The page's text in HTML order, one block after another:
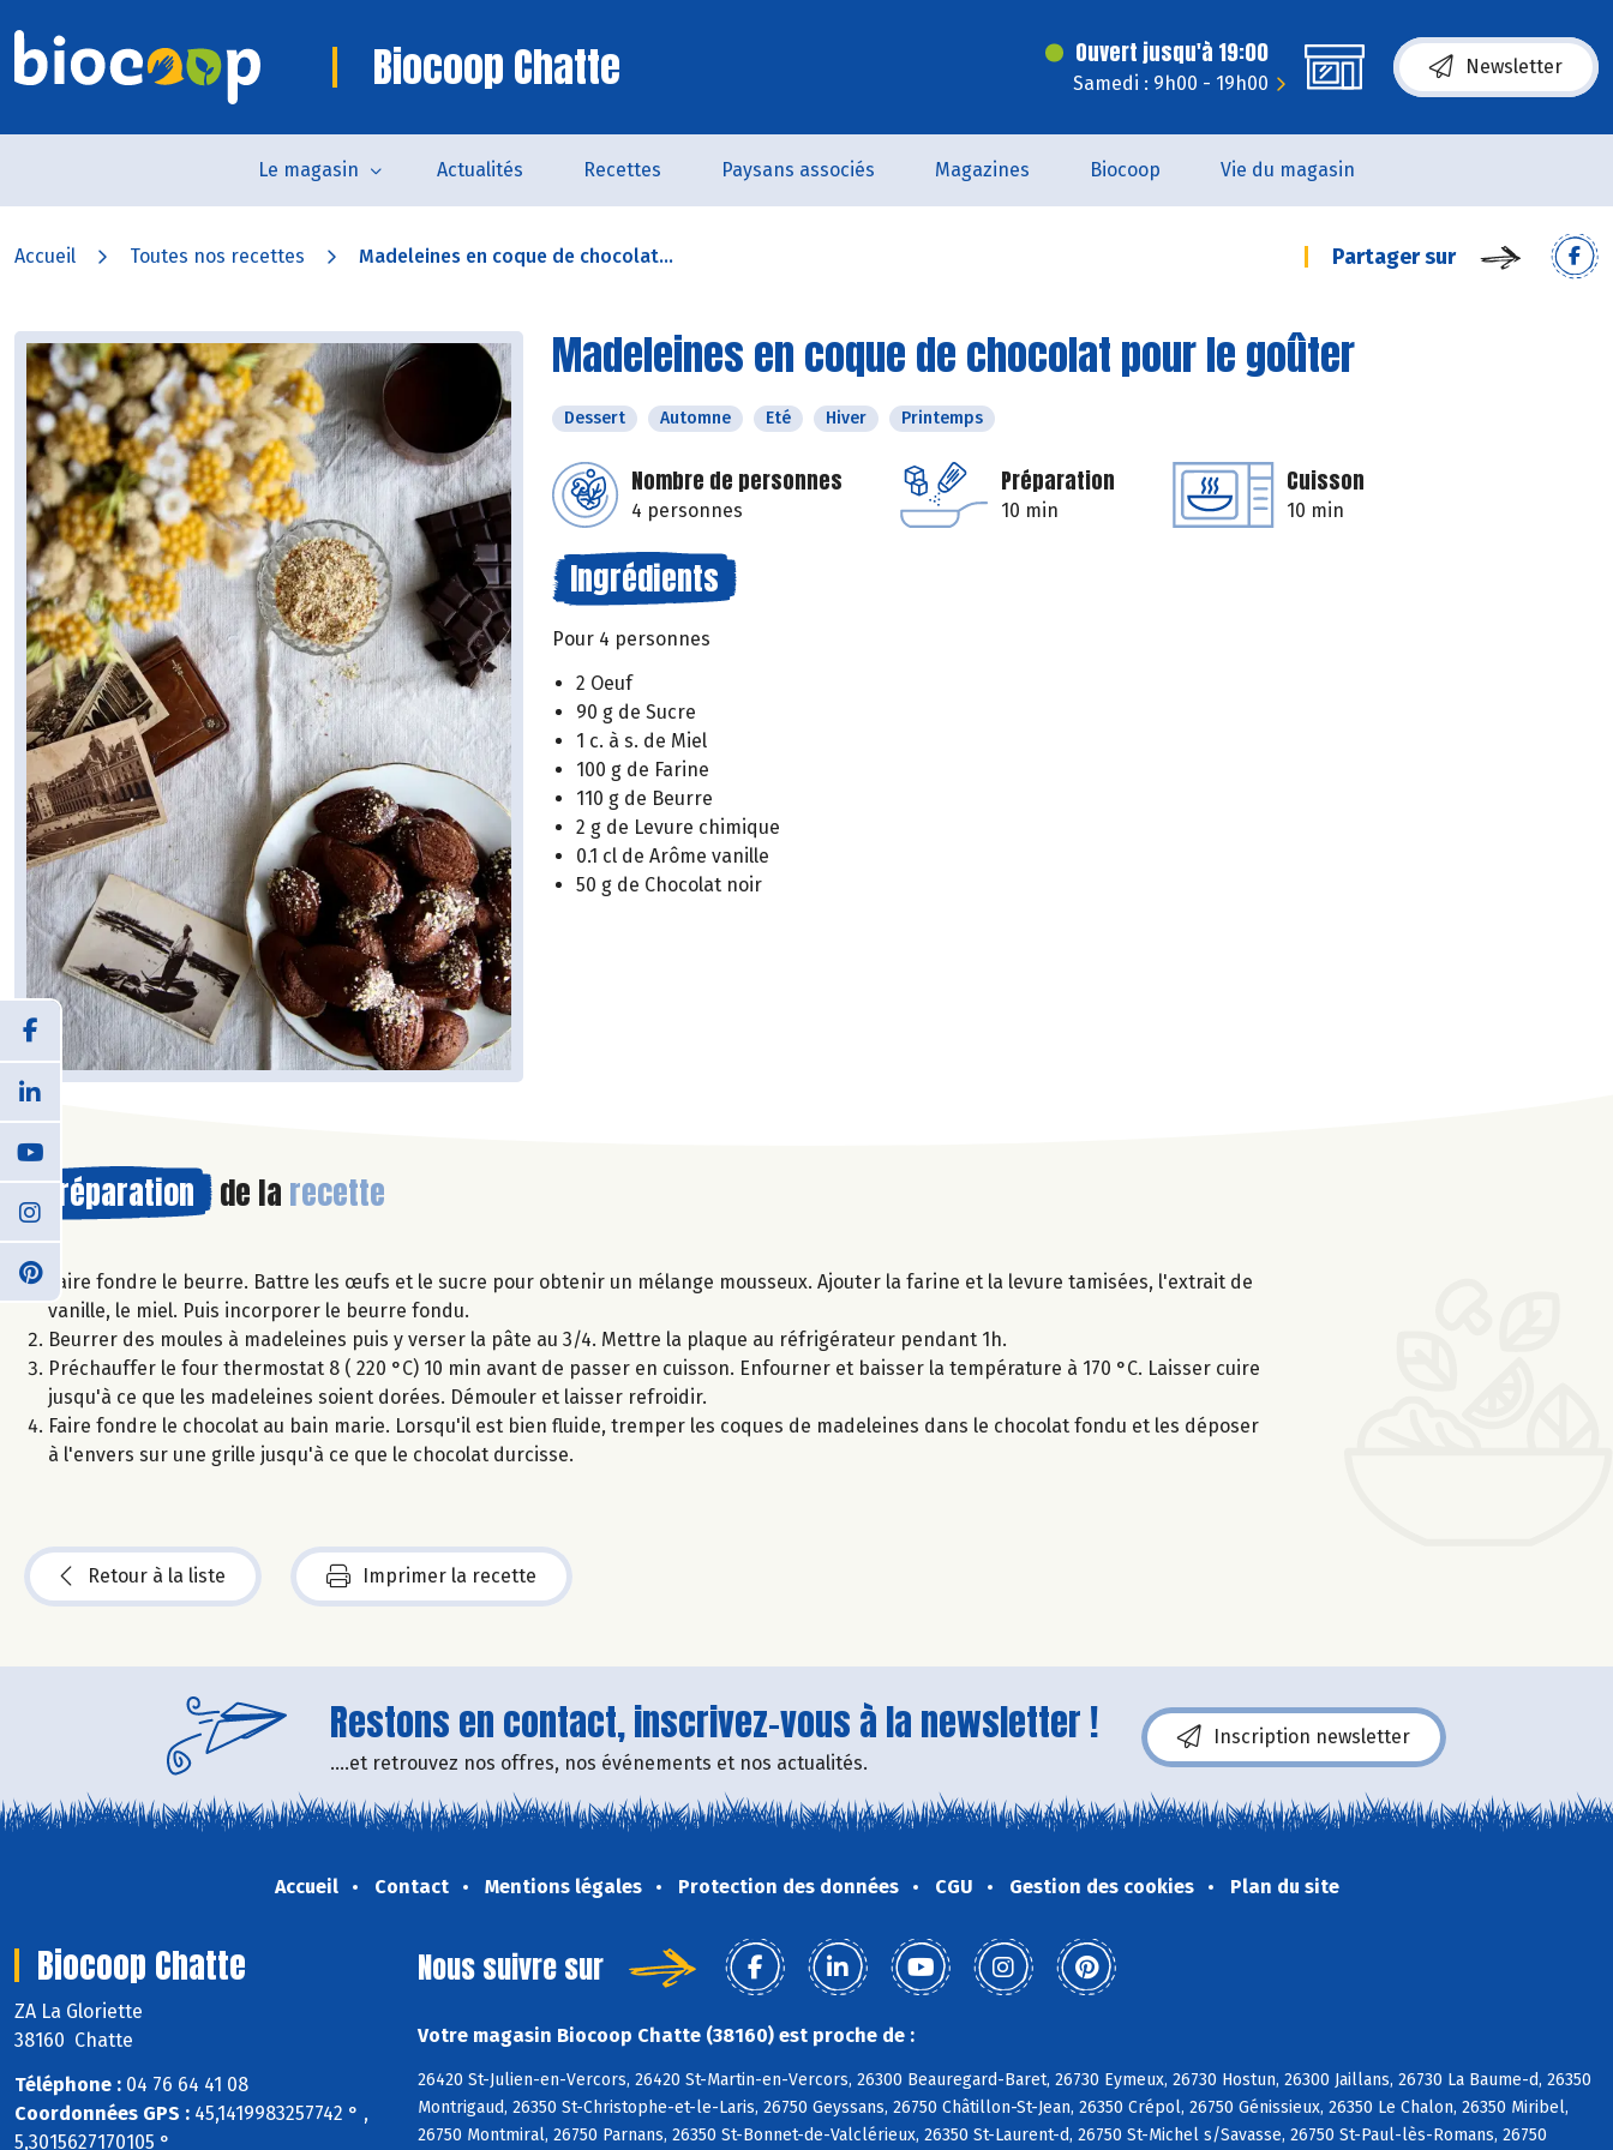
Biocoop Chatte Ouvert jusqu'à 19:00
Samedi : 9h00 - 19h00
Newsletter
Le magasin Actualités Recettes Paysans associés Magazines Biocoop Vie du magasin
Accueil Toutes nos recettes Madeleines en coque de chocolat... Partager sur
Madeleines en coque de chocolat pour le goûter
Dessert Automne Eté Hiver Printemps
Nombre de personnes
4 personnes
Préparation
10 min
Cuisson
10 min
Ingrédients
Pour 4 personnes
2 Oeuf
90 g de Sucre
1 c. à s. de Miel
100 g de Farine
110 g de Beurre
2 g de Levure chimique
0.1 cl de Arôme vanille
50 g de Chocolat noir
Préparation de la recette
Faire fondre le beurre. Battre les œufs et le sucre pour obtenir un mélange mousseux. Ajouter la farine et la levure tamisées, l'extrait de
vanille, le miel. Puis incorporer le beurre fondu.
Beurrer des moules à madeleines puis y verser la pâte au 3/4. Mettre la plaque au réfrigérateur pendant 1h.
Préchauffer le four thermostat 8 ( 220 °C) 10 min avant de passer en cuisson. Enfourner et baisser la température à 170 °C. Laisser cuire
jusqu'à ce que les madeleines soient dorées. Démouler et laisser refroidir.
Faire fondre le chocolat au bain marie. Lorsqu'il est bien fluide, tremper les coques de madeleines dans le chocolat fondu et les déposer
à l'envers sur une grille jusqu'à ce que le chocolat durcisse.
Retour à la liste Imprimer la recette
Restons en contact, inscrivez-vous à la newsletter !
....et retrouvez nos offres, nos événements et nos actualités.
Inscription newsletter
Accueil Contact Mentions légales Protection des données CGU Gestion des cookies Plan du site
Biocoop Chatte
ZA La Gloriette
38160 Chatte
Téléphone : 04 76 64 41 08
Coordonnées GPS : 45,1419983257742 ° ,
5,3015627170105 °
Nous suivre sur
Votre magasin Biocoop Chatte (38160) est proche de :
26420 St-Julien-en-Vercors, 26420 St-Martin-en-Vercors, 26300 Beauregard-Baret, 26730 Eymeux, 26730 Hostun, 26300 Jaillans, 26730 La Baume-d, 26350
Montrigaud, 26350 St-Christophe-et-le-Laris, 26750 Geyssans, 26750 Châtillon-St-Jean, 26350 Crépol, 26750 Génissieux, 26350 Le Chalon, 26350 Miribel,
26750 Montmiral, 26750 Parnans, 26350 St-Bonnet-de-Valclérieux, 26350 St-Laurent-d, 26750 St-Michel s/Savasse, 26750 St-Paul-lès-Romans, 26750